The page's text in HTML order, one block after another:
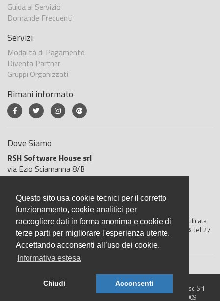
Questo sito usa cookie tecnici per il corretto
funzionamento, cookie analitici per
raccogliere dati in forma anonima e cookie di
terze parti per migliorare l'esperienza utente.
Accettando acconsenti all’uso dei cookie.
Informativa estesa
Chiudi Acconsenti
Guida al Servizio
Domande Frequenti
Servizi
Modalità di Pagamento
Diventa Partner
Gruppi Organizzati
Rimani informato
Dove Siamo
RSH Software House srl
via Ezio Sciamanna 8/B
00168 Roma
Italia
BigliettoVeloce è basato sulla piattaforma"GeSiFi ver 1.5"
certificata
dall’Agenzia delle Entrate con protocollo numero2021/103896 del 27
aprile 2021
© 2026 BigliettoVeloce.it - È un prodotto R.S.H. Software House Srl
- Servizi di Biglietteria Elettronica - Partita IVA IT05209071009